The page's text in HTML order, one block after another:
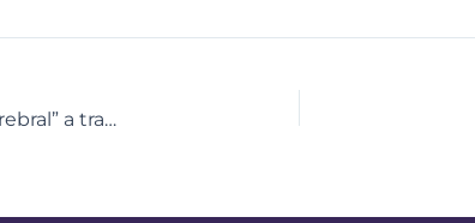
CNTQ dictó taller de “Recreación y Gimnasia Cerebral” a trabajadores del Incret